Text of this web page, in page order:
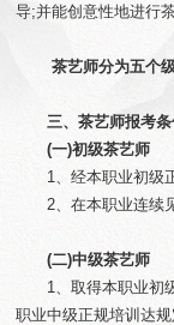
导;并能创意性地进行
茶艺师分为五个级
三、茶艺师报考条
(一)初级茶艺师
1、经本职业初级正
2、在本职业连续见
(二)中级茶艺师
1、取得本职业初级
职业中级正规培训达